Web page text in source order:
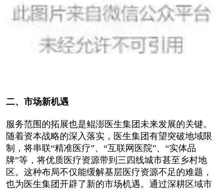
二、市场新机遇
服务范围的拓展也是鲲澎医生集团未来发展的关键。
随着资本战略的深入落实，医生集团有望突破地域限
制，将串联“精准医疗”、“互联网医院”、“实体品
牌”等，将优质医疗资源带到三四线城市甚至乡村地
区。这种布局不仅能缓解基层医疗资源不足的难题，
也为医生集团开辟了新的市场机遇。通过深耕区域市